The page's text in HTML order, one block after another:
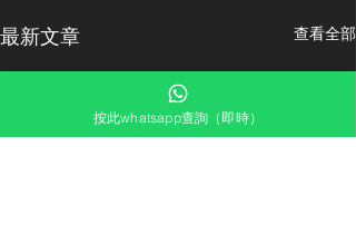
最新文章 查看全部
按此whatsapp查詢（即時）